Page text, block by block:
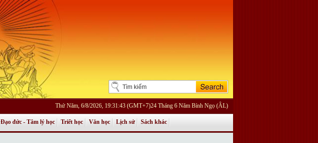
Thứ Năm, 6/8/2026, 19:31:43 (GMT+7)24 Tháng 6 Năm Bính Ngọ (ÂL)
Đạo đức - Tâm lý học Triết học Văn học Lịch sử Sách khác